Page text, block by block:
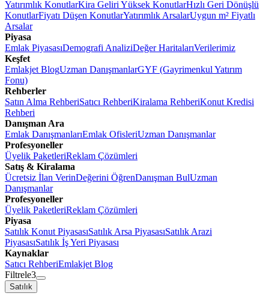
Yatırımlık KonutlarKira Geliri Yüksek KonutlarHızlı Geri Dönüşlü
KonutlarFiyatı Düşen KonutlarYatırımlık ArsalarUygun m² Fiyatlı
Arsalar
Piyasa
Emlak PiyasasıDemografi AnaliziDeğer HaritalarıVerilerimiz
Keşfet
Emlakjet BlogUzman DanışmanlarGYF (Gayrimenkul Yatırım
Fonu)
Rehberler
Satın Alma RehberiSatıcı RehberiKiralama RehberiKonut Kredisi
Rehberi
Danışman Ara
Emlak DanışmanlarıEmlak OfisleriUzman Danışmanlar
Profesyoneller
Üyelik PaketleriReklam Çözümleri
Satış & Kiralama
Ücretsiz İlan VerinDeğerini ÖğrenDanışman BulUzman
Danışmanlar
Profesyoneller
Üyelik PaketleriReklam Çözümleri
Piyasa
Satılık Konut PiyasasıSatılık Arsa PiyasasıSatılık Arazi
PiyasasıSatılık İş Yeri Piyasası
Kaynaklar
Satıcı RehberiEmlakjet Blog
Filtrele3
Satılık